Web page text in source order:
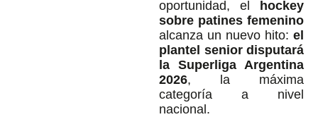
oportunidad, el
hockey
sobre patines femenino
alcanza un nuevo hito: el
plantel senior disputará
la Superliga Argentina
2026, la máxima
categoría a nivel
nacional.